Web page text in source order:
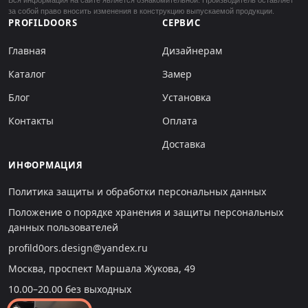
за собой право вносить изменения в конструкцию выпускаемой продукции.
PROFILDOORS
Главная
Каталог
Блог
Контакты
СЕРВИС
Дизайнерам
Замер
Установка
Оплата
Доставка
ИНФОРМАЦИЯ
Политика защиты и обработки персональных данных
Положение о порядке хранения и защиты персональных
данных пользователей
profild0ors.design@yandex.ru
Москва, проспект Маршала Жукова, 49
10.00–20.00 без выходных